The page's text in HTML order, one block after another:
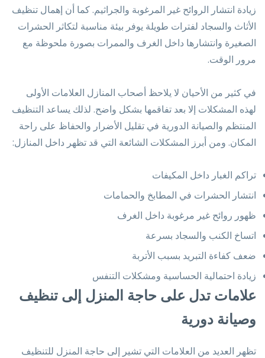
زيادة انتشار الروائح غير المرغوبة والجراثيم. كما أن إهمال تنظيف
الأثاث والسجاد لفترات طويلة يوفر بيئة مناسبة لتكاثر الحشرات
الصغيرة وانتشارها داخل الغرف والممرات بصورة ملحوظة مع
مرور الوقت.
في كثير من الأحيان لا يلاحظ أصحاب المنازل العلامات الأولى
لهذه المشكلات إلا بعد تفاقمها بشكل واضح. لذلك يساعد التنظيف
المنتظم والصيانة الدورية في تقليل الأضرار والحفاظ على راحة
المكان. ومن أبرز المشكلات الشائعة التي قد تظهر داخل المنازل:
تراكم الغبار داخل المكيفات
انتشار الحشرات في المطابخ والحمامات
ظهور روائح غير مرغوبة داخل الغرف
اتساخ الكنب والسجاد بسرعة
ضعف كفاءة التبريد بسبب الأتربة
زيادة احتمالية الحساسية ومشكلات التنفس
علامات تدل على حاجة المنزل إلى تنظيف
وصيانة دورية
تظهر العديد من العلامات التي تشير إلى حاجة المنزل للتنظيف